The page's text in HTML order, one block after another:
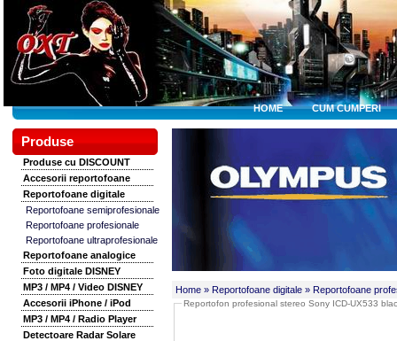
HOME CUM CUMPERI
Produse
Produse cu DISCOUNT
Accesorii reportofoane
Reportofoane digitale
Reportofoane semiprofesionale
Reportofoane profesionale
Reportofoane ultraprofesionale
Reportofoane analogice
Foto digitale DISNEY
MP3 / MP4 / Video DISNEY
Accesorii iPhone / iPod
MP3 / MP4 / Radio Player
Detectoare Radar Solare
Home » Reportofoane digitale » Reportofoane
Reportofon profesional stereo Sony ICD-UX533